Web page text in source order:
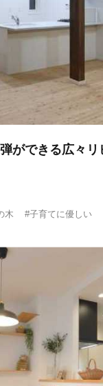
ができる広々
木 #子育てに優しい